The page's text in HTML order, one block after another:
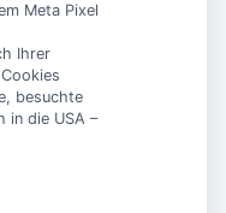
Meta Pixel
Ihrer
besuchte
in die USA –